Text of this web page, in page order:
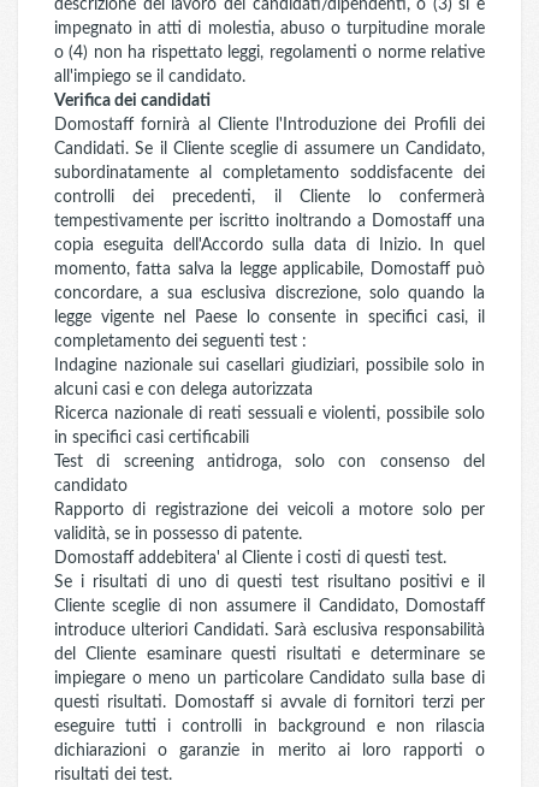
descrizione del lavoro dei candidati/dipendenti, o (3) si è
impegnato in atti di molestia, abuso o turpitudine morale
o (4) non ha rispettato leggi, regolamenti o norme relative
all'impiego se il candidato.
Verifica dei candidati
Domostaff fornirà al Cliente l'Introduzione dei Profili dei
Candidati. Se il Cliente sceglie di assumere un Candidato,
subordinatamente al completamento soddisfacente dei
controlli dei precedenti, il Cliente lo confermerà
tempestivamente per iscritto inoltrando a Domostaff una
copia eseguita dell'Accordo sulla data di Inizio. In quel
momento, fatta salva la legge applicabile, Domostaff può
concordare, a sua esclusiva discrezione, solo quando la
legge vigente nel Paese lo consente in specifici casi, il
completamento dei seguenti test :
Indagine nazionale sui casellari giudiziari, possibile solo in
alcuni casi e con delega autorizzata
Ricerca nazionale di reati sessuali e violenti, possibile solo
in specifici casi certificabili
Test di screening antidroga, solo con consenso del
candidato
Rapporto di registrazione dei veicoli a motore solo per
validità, se in possesso di patente.
Domostaff addebitera' al Cliente i costi di questi test.
Se i risultati di uno di questi test risultano positivi e il
Cliente sceglie di non assumere il Candidato, Domostaff
introduce ulteriori Candidati. Sarà esclusiva responsabilità
del Cliente esaminare questi risultati e determinare se
impiegare o meno un particolare Candidato sulla base di
questi risultati. Domostaff si avvale di fornitori terzi per
eseguire tutti i controlli in background e non rilascia
dichiarazioni o garanzie in merito ai loro rapporti o
risultati dei test.